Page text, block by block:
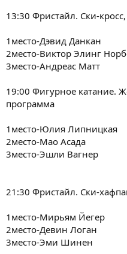
13:30 Фристайл. Ски-
1место-Дэвид Данкан
2место-Виктор Элинг
3место-Андреас Матт
19:00 Фигурное катание.
программа
1место-Юлия Липницкая
2место-Мао Асада
3место-Эшли Вагнер
21:30 Фристайл. Ски-
1место-Мирьям Йегер
2место-Девин Логан
3место-Эми Шинен